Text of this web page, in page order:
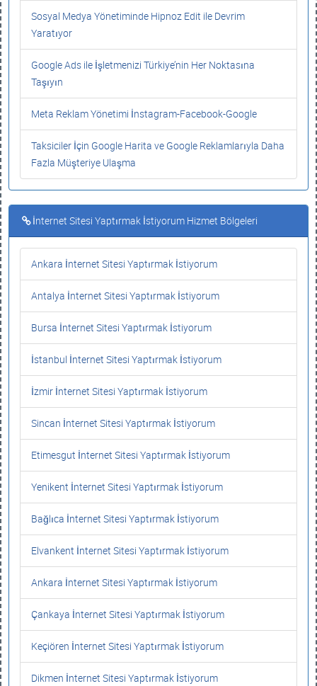
Sosyal Medya Yönetiminde Hipnoz Edit ile Devrim
Yaratıyor
Google Ads ile İşletmenizi Türkiye’nin Her Noktasına
Taşıyın
Meta Reklam Yönetimi İnstagram-Facebook-Google
Taksiciler İçin Google Harita ve Google Reklamlarıyla Daha
Fazla Müşteriye Ulaşma
İnternet Sitesi Yaptırmak İstiyorum Hizmet Bölgeleri
Ankara İnternet Sitesi Yaptırmak İstiyorum
Antalya İnternet Sitesi Yaptırmak İstiyorum
Bursa İnternet Sitesi Yaptırmak İstiyorum
İstanbul İnternet Sitesi Yaptırmak İstiyorum
İzmir İnternet Sitesi Yaptırmak İstiyorum
Sincan İnternet Sitesi Yaptırmak İstiyorum
Etimesgut İnternet Sitesi Yaptırmak İstiyorum
Yenikent İnternet Sitesi Yaptırmak İstiyorum
Bağlıca İnternet Sitesi Yaptırmak İstiyorum
Elvankent İnternet Sitesi Yaptırmak İstiyorum
Ankara İnternet Sitesi Yaptırmak İstiyorum
Çankaya İnternet Sitesi Yaptırmak İstiyorum
Keçiören İnternet Sitesi Yaptırmak İstiyorum
Dikmen İnternet Sitesi Yaptırmak İstiyorum